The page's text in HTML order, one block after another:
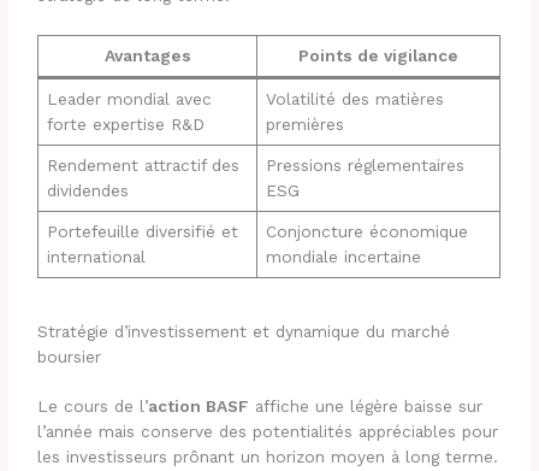
Avantages Points de vigilance
Leader mondial avec
forte expertise R&D
Volatilité des matières
premières
Rendement attractif des
dividendes
Pressions réglementaires
ESG
Portefeuille diversifié et
international
Conjoncture économique
mondiale incertaine
Stratégie d’investissement et dynamique du marché
boursier
Le cours de l’action BASF affiche une légère baisse sur
l’année mais conserve des potentialités appréciables pour
les investisseurs prônant un horizon moyen à long terme.